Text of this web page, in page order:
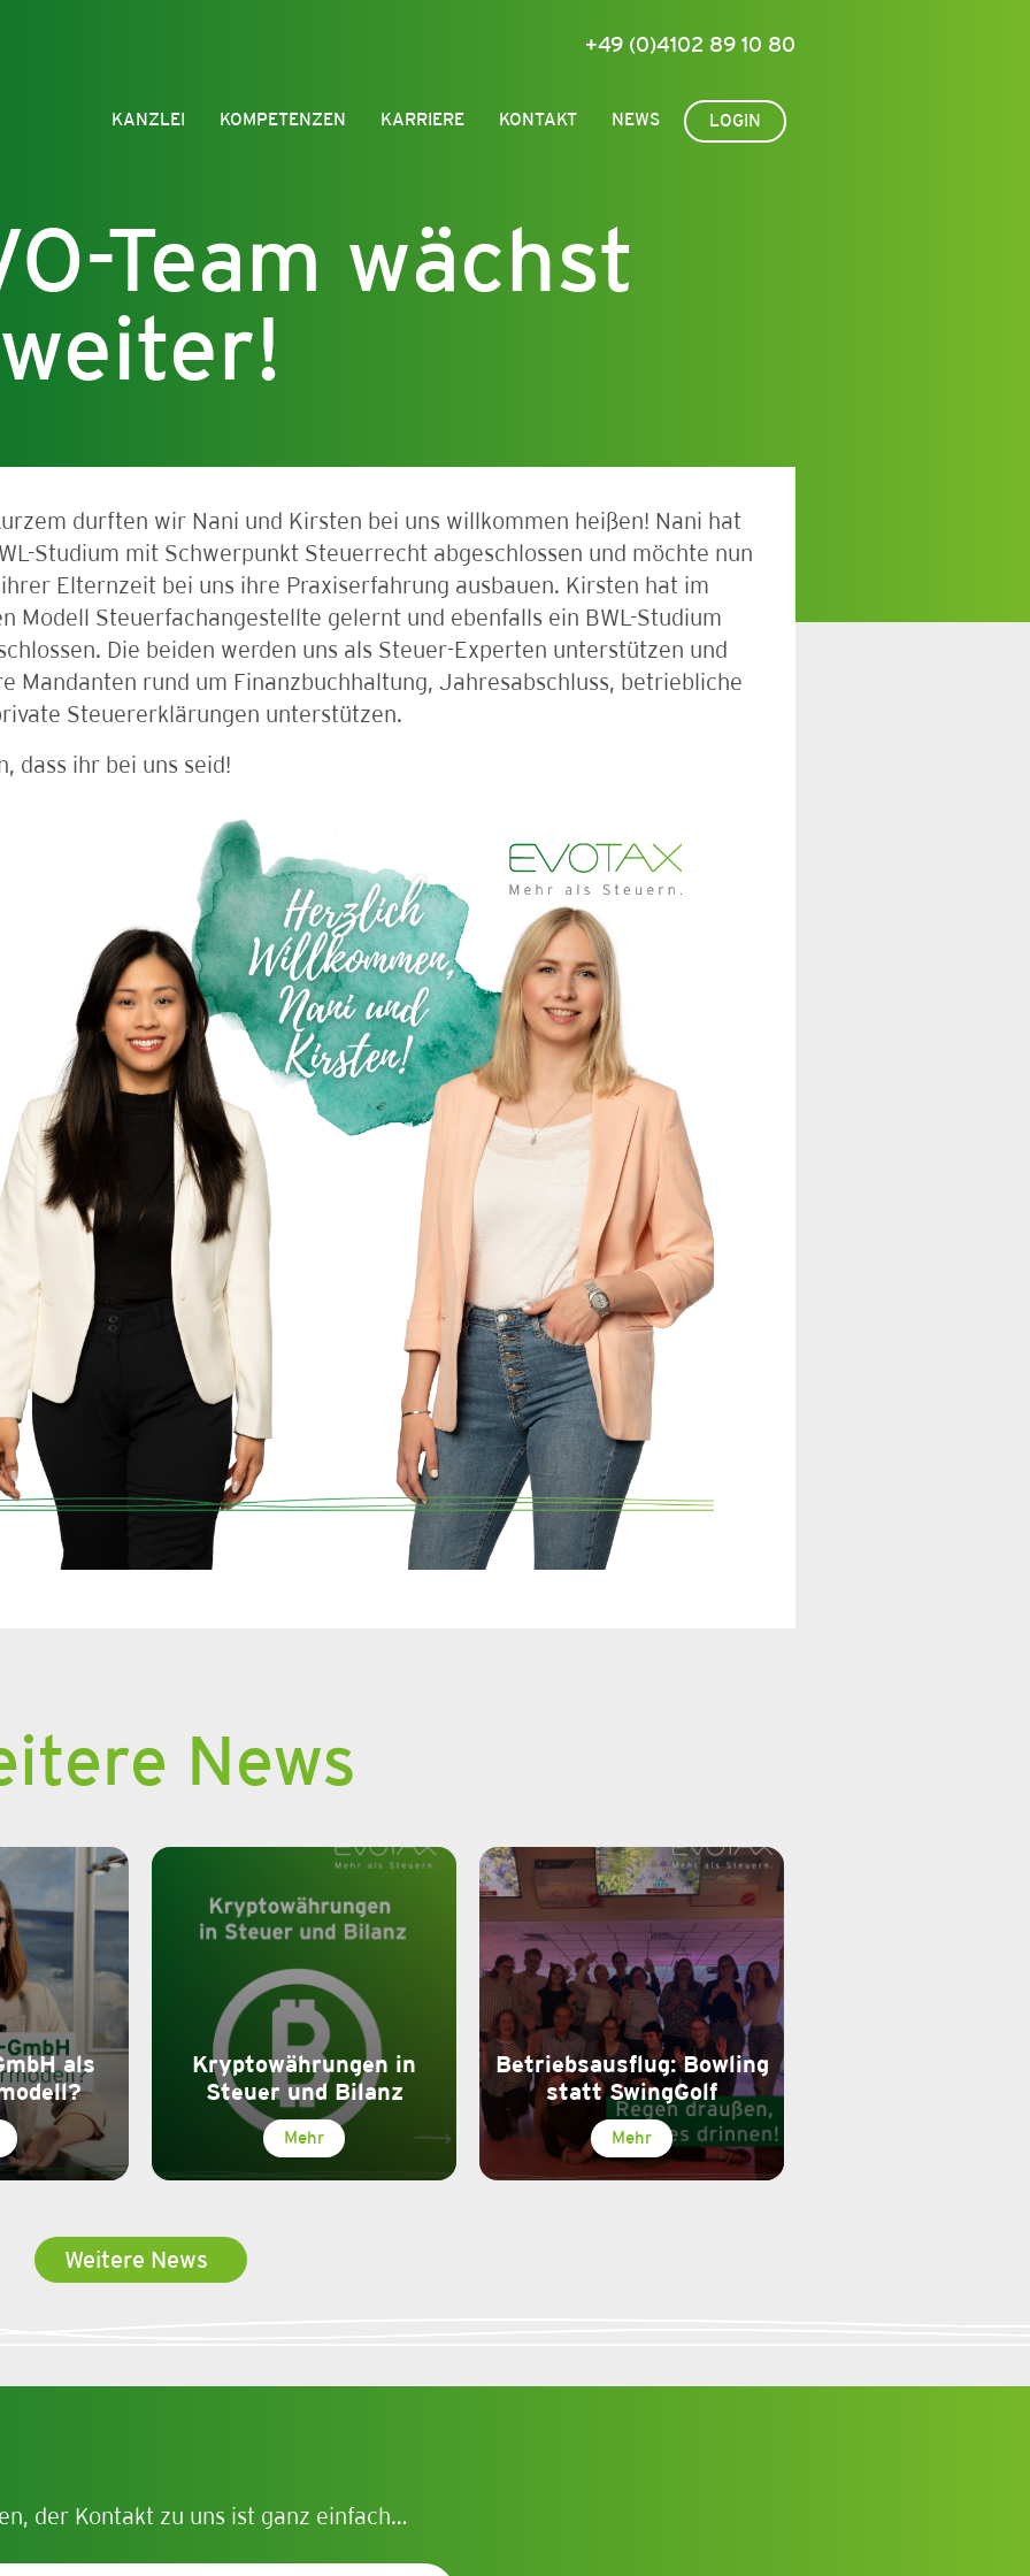
+49 (0)4102 89 10 80
KANZLEI KOMPETENZEN KARRIERE KONTAKT NEWS LOGIN
Team wächst
weiter!
durften wir Nani und Kirsten bei uns willkommen heißen! Nani hat
Studium mit Schwerpunkt Steuerrecht abgeschlossen und möchte nun
Elternzeit bei uns ihre Praxiserfahrung ausbauen. Kirsten hat im
Modell Steuerfachangestellte gelernt und ebenfalls ein BWL-Studium
Die beiden werden uns als Steuer-Experten unterstützen und
Mandanten rund um Finanzbuchhaltung, Jahresabschluss, betriebliche
Steuererklärungen unterstützen.
dass ihr bei uns seid!
News
als
Kryptowährungen in
Steuer und Bilanz
Mehr
Betriebsausflug: Bowling
statt SwingGolf
Mehr
Weitere News
der Kontakt zu uns ist ganz einfach…